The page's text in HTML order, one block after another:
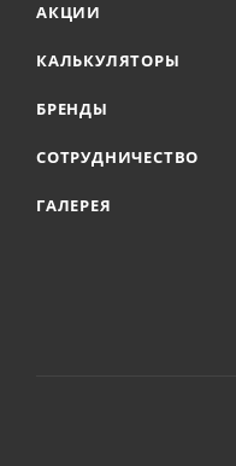
АКЦИИ
КАЛЬКУЛЯТОРЫ
БРЕНДЫ
СОТРУДНИЧЕСТВО
ГАЛЕРЕЯ